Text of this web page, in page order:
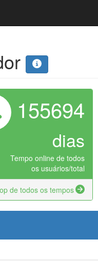
155694
dias
Tempo online de todos
os usuários/total
de todos os tempos